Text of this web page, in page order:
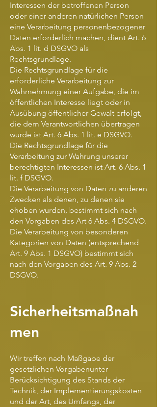
Interessen der betroffenen Person
oder einer anderen natürlichen Person
eine Verarbeitung personenbezogener
Daten erforderlich machen, dient Art. 6
Abs. 1 lit. d DSGVO als
Rechtsgrundlage.
Die Rechtsgrundlage für die
erforderliche Verarbeitung zur
Wahrnehmung einer Aufgabe, die im
öffentlichen Interesse liegt oder in
Ausübung öffentlicher Gewalt erfolgt,
die dem Verantwortlichen übertragen
wurde ist Art. 6 Abs. 1 lit. e DSGVO.
Die Rechtsgrundlage für die
Verarbeitung zur Wahrung unserer
berechtigten Interessen ist Art. 6 Abs. 1
lit. f DSGVO.
Die Verarbeitung von Daten zu anderen
Zwecken als denen, zu denen sie
ehoben wurden, bestimmt sich nach
den Vorgaben des Art 6 Abs. 4 DSGVO.
Die Verarbeitung von besonderen
Kategorien von Daten (entsprechend
Art. 9 Abs. 1 DSGVO) bestimmt sich
nach den Vorgaben des Art. 9 Abs. 2
DSGVO.
Sicherheitsmaßnah
men
Wir treffen nach Maßgabe der
gesetzlichen Vorgabenunter
Berücksichtigung des Stands der
Technik, der Implementierungskosten
und der Art, des Umfangs, der